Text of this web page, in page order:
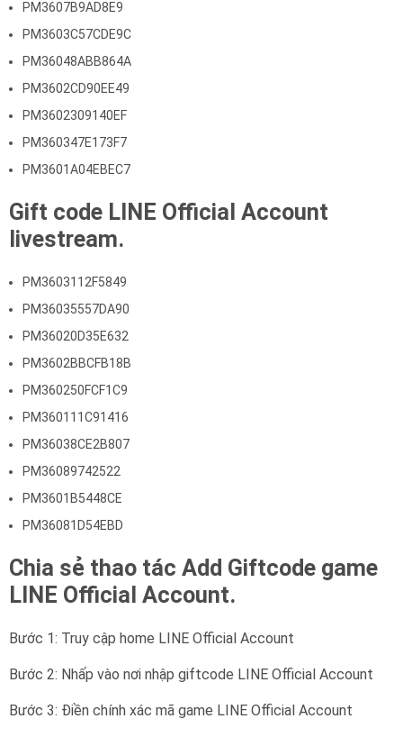
PM3607B9AD8E9
PM3603C57CDE9C
PM36048ABB864A
PM3602CD90EE49
PM3602309140EF
PM360347E173F7
PM3601A04EBEC7
Gift code LINE Official Account
livestream.
PM3603112F5849
PM36035557DA90
PM36020D35E632
PM3602BBCFB18B
PM360250FCF1C9
PM360111C91416
PM36038CE2B807
PM36089742522
PM3601B5448CE
PM36081D54EBD
Chia sẻ thao tác Add Giftcode game
LINE Official Account.
Bước 1: Truy cập home LINE Official Account
Bước 2: Nhấp vào nơi nhập giftcode LINE Official Account
Bước 3: Điền chính xác mã game LINE Official Account